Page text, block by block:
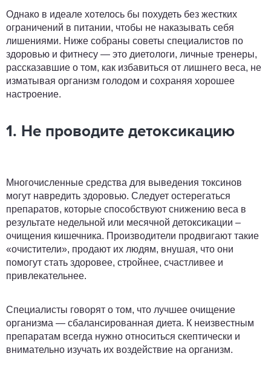
Однако в идеале хотелось бы похудеть без жестких
ограничений в питании, чтобы не наказывать себя
лишениями. Ниже собраны советы специалистов по
здоровью и фитнесу — это диетологи, личные тренеры,
рассказавшие о том, как избавиться от лишнего веса, не
изматывая организм голодом и сохраняя хорошее
настроение.
1. Не проводите детоксикацию
Многочисленные средства для выведения токсинов
могут навредить здоровью. Следует остерегаться
препаратов, которые способствуют снижению веса в
результате недельной или месячной детоксикации –
очищения кишечника. Производители продвигают такие
«очистители», продают их людям, внушая, что они
помогут стать здоровее, стройнее, счастливее и
привлекательнее.
Специалисты говорят о том, что лучшее очищение
организма — сбалансированная диета. К неизвестным
препаратам всегда нужно относиться скептически и
внимательно изучать их воздействие на организм.